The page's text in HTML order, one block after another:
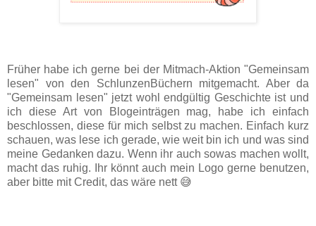
Früher habe ich gerne bei der Mitmach-Aktion "Gemeinsam
lesen" von den SchlunzenBüchern mitgemacht. Aber da
"Gemeinsam lesen" jetzt wohl endgültig Geschichte ist und
ich diese Art von Blogeinträgen mag, habe ich einfach
beschlossen, diese für mich selbst zu machen. Einfach kurz
schauen, was lese ich gerade, wie weit bin ich und was sind
meine Gedanken dazu. Wenn ihr auch sowas machen wollt,
macht das ruhig. Ihr könnt auch mein Logo gerne benutzen,
aber bitte mit Credit, das wäre nett 😅